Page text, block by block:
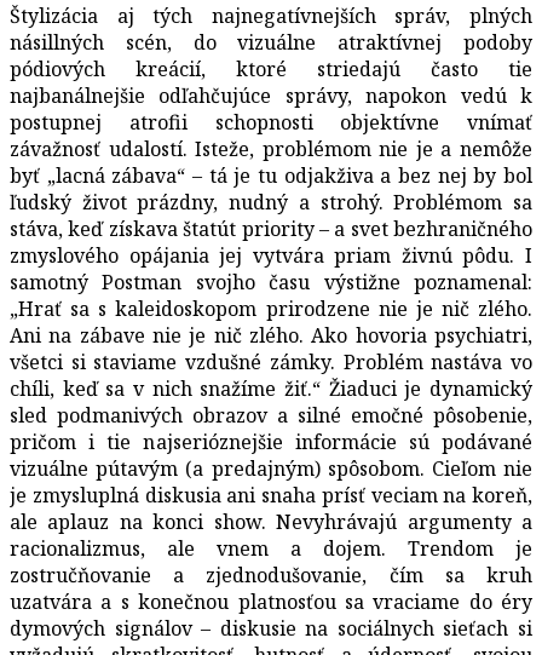
Štylizácia aj tých najnegatívnejších správ, plných
násillných scén, do vizuálne atraktívnej podoby
pódiových kreácií, ktoré striedajú často tie
najbanálnejšie odľahčujúce správy, napokon vedú k
postupnej atrofii schopnosti objektívne vnímať
závažnosť udalostí. Isteže, problémom nie je a nemôže
byť „lacná zábava“ – tá je tu odjakživa a bez nej by bol
ľudský život prázdny, nudný a strohý. Problémom sa
stáva, keď získava štatút priority – a svet bezhraničného
zmyslového opájania jej vytvára priam živnú pôdu. I
samotný Postman svojho času výstižne poznamenal:
„Hrať sa s kaleidoskopom prirodzene nie je nič zlého.
Ani na zábave nie je nič zlého. Ako hovoria psychiatri,
všetci si staviame vzdušné zámky. Problém nastáva vo
chíli, keď sa v nich snažíme žiť.“ Žiaduci je dynamický
sled podmanivých obrazov a silné emočné pôsobenie,
pričom i tie najserióznejšie informácie sú podávané
vizuálne pútavým (a predajným) spôsobom. Cieľom nie
je zmysluplná diskusia ani snaha prísť veciam na koreň,
ale aplauz na konci show. Nevyhrávajú argumenty a
racionalizmus, ale vnem a dojem. Trendom je
zostručňovanie a zjednodušovanie, čím sa kruh
uzatvára a s konečnou platnosťou sa vraciame do éry
dymových signálov – diskusie na sociálnych sieťach si